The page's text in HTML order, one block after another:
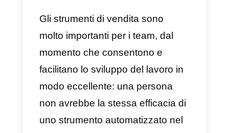
gestione dei report o delle attività.
Questi strumenti sono sviluppati
per massimizzare l’efficienza dei
team di vendita e di sé stessi,
migliorando inoltre la qualità del